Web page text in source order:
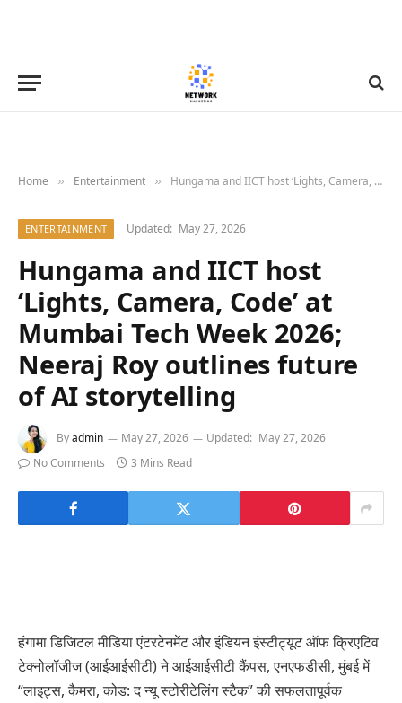
Home » Entertainment » Hungama and IICT host ‘Lights, Camera, Code’ at Mumbai Tech Week 2026; Neeraj Roy outlines future of AI storytelling
ENTERTAINMENT Updated: May 27, 2026
Hungama and IICT host
‘Lights, Camera, Code’ at
Mumbai Tech Week 2026;
Neeraj Roy outlines future
of AI storytelling
Byadmin May 27, 2026 Updated: May 27, 2026
No Comments
3 Mins Read
हंगामा डिजिटल मीडिया एंटरटेनमेंट और इंडियन इंस्टीट्यूट ऑफ क्रिएटिव
टेक्नोलॉजीज (आईआईसीटी) ने आईआईसीटी कैंपस, एनएफडीसी, मुंबई में
“लाइट्स, कैमरा, कोड: द न्यू स्टोरीटेलिंग स्टैक” की सफलतापूर्वक